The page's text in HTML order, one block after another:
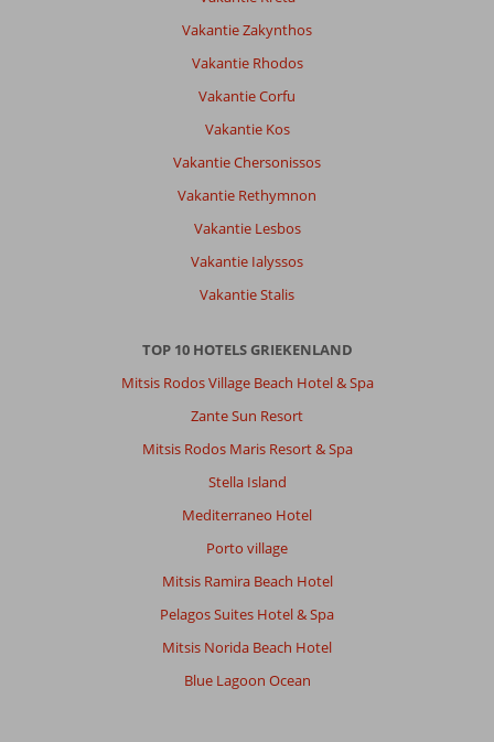
Vakantie Zakynthos
Vakantie Rhodos
Vakantie Corfu
Vakantie Kos
Vakantie Chersonissos
Vakantie Rethymnon
Vakantie Lesbos
Vakantie Ialyssos
Vakantie Stalis
TOP 10 HOTELS GRIEKENLAND
Mitsis Rodos Village Beach Hotel & Spa
Zante Sun Resort
Mitsis Rodos Maris Resort & Spa
Stella Island
Mediterraneo Hotel
Porto village
Mitsis Ramira Beach Hotel
Pelagos Suites Hotel & Spa
Mitsis Norida Beach Hotel
Blue Lagoon Ocean